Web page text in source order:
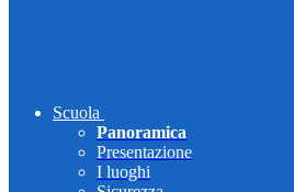
Scuola
Panoramica
Presentazione
I luoghi